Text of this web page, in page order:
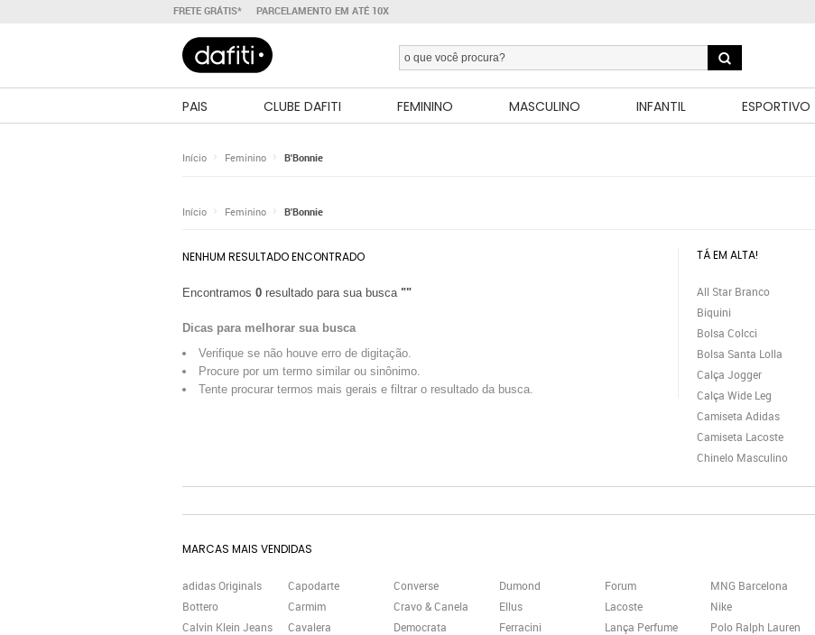
FRETE GRÁTIS* PARCELAMENTO EM ATÉ 10X
PAIS CLUBE DAFITI FEMININO MASCULINO INFANTIL ESPORTIVO
Início Feminino B'Bonnie
Início Feminino B'Bonnie
NENHUM RESULTADO ENCONTRADO
Encontramos 0 resultado para sua busca ""
Dicas para melhorar sua busca
Verifique se não houve erro de digitação.
Procure por um termo similar ou sinônimo.
Tente procurar termos mais gerais e filtrar o resultado da busca.
TÁ EM ALTA!
All Star Branco
Biquini
Bolsa Colcci
Bolsa Santa Lolla
Calça Jogger
Calça Wide Leg
Camiseta Adidas
Camiseta Lacoste
Chinelo Masculino
MARCAS MAIS VENDIDAS
adidas Originals
Bottero
Calvin Klein Jeans
Capodarte
Carmim
Cavalera
Converse
Cravo & Canela
Democrata
Dumond
Ellus
Ferracini
Forum
Lacoste
Lança Perfume
MNG Barcelona
Nike
Polo Ralph Lauren